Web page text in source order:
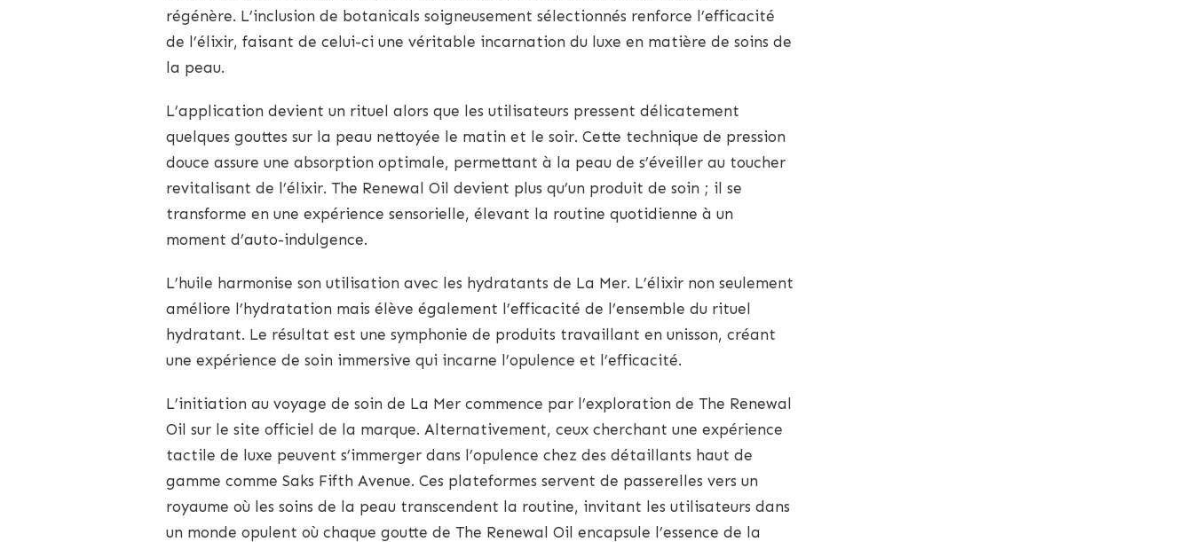
régénère. L’inclusion de botanicals soigneusement sélectionnés renforce l’efficacité
de l’élixir, faisant de celui-ci une véritable incarnation du luxe en matière de soins de
la peau.
L’application devient un rituel alors que les utilisateurs pressent délicatement
quelques gouttes sur la peau nettoyée le matin et le soir. Cette technique de pression
douce assure une absorption optimale, permettant à la peau de s’éveiller au toucher
revitalisant de l’élixir. The Renewal Oil devient plus qu’un produit de soin ; il se
transforme en une expérience sensorielle, élevant la routine quotidienne à un
moment d’auto-indulgence.
L’huile harmonise son utilisation avec les hydratants de La Mer. L’élixir non seulement
améliore l’hydratation mais élève également l’efficacité de l’ensemble du rituel
hydratant. Le résultat est une symphonie de produits travaillant en unisson, créant
une expérience de soin immersive qui incarne l’opulence et l’efficacité.
L’initiation au voyage de soin de La Mer commence par l’exploration de The Renewal
Oil sur le site officiel de la marque. Alternativement, ceux cherchant une expérience
tactile de luxe peuvent s’immerger dans l’opulence chez des détaillants haut de
gamme comme Saks Fifth Avenue. Ces plateformes servent de passerelles vers un
royaume où les soins de la peau transcendent la routine, invitant les utilisateurs dans
un monde opulent où chaque goutte de The Renewal Oil encapsule l’essence de la